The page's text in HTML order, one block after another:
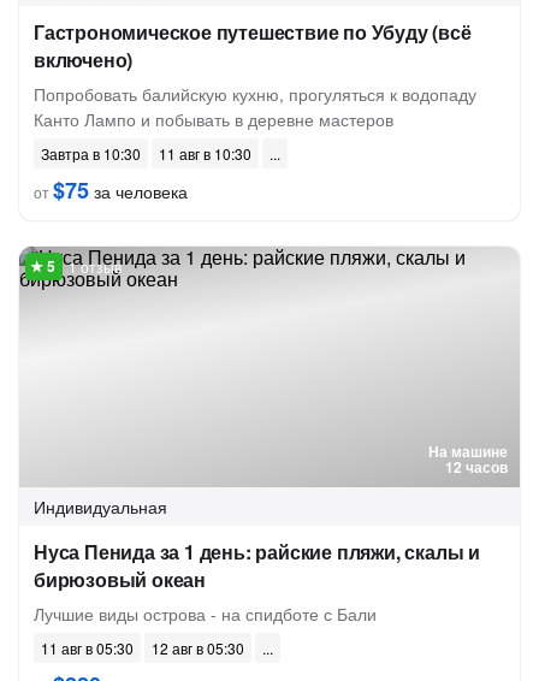
Гастрономическое путешествие по Убуду (всё
включено)
Попробовать балийскую кухню, прогуляться к водопаду
Канто Лампо и побывать в деревне мастеров
Завтра в 10:30
11 авг в 10:30
от$75 за человека
На машине
12 часов
1 отзыв
Индивидуальная
Нуса Пенида за 1 день: райские пляжи, скалы и
бирюзовый океан
Лучшие виды острова - на спидботе с Бали
11 авг в 05:30
12 авг в 05:30